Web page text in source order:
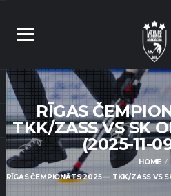
RĪGAS
TKK/ZASS VS SK
(2025-11-
HOME
RĪGAS ČEMPIONĀTS 2025 — TKK/ZASS VS